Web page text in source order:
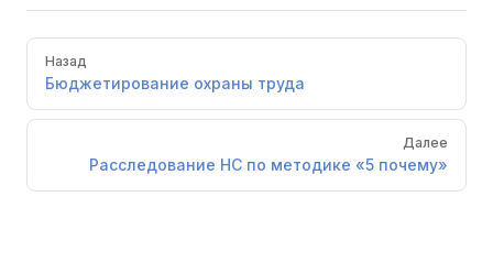
PagerНазад
Бюджетирование охраны труда
Далее
Расследование НС по методике «5 почему»